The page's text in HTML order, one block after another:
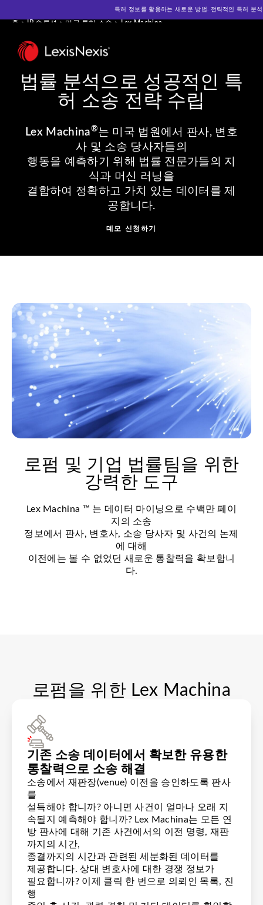
특허 정보를 활용하는 새로운 방법. 전략적인 특허
홈 > IP 솔루션 > 미국 특허 소송 > Lex Machina
법률 분석으로 성공적인 특
허 소송 전략 수립
Lex Machina®는 미국 법원에서 판사, 변호
사 및 소송 당사자들의
행동을 예측하기 위해 법률 전문가들의 지
식과 머신 러닝을
결합하여 정확하고 가치 있는 데이터를 제
공합니다.
데모 신청하기
로펌 및 기업 법률팀을 위한
강력한 도구
Lex Machina ™ 는 데이터 마이닝으로 수백만 페이
지의 소송
정보에서 판사, 변호사, 소송 당사자 및 사건의 논제
에 대해
이전에는 볼 수 없었던 새로운 통찰력을 확보합니
다.
로펌을 위한 Lex Machina
기존 소송 데이터에서 확보한 유용한
통찰력으로 소송 해결
소송에서 재판장(venue) 이전을 승인하도록 판사
를
설득해야 합니까? 아니면 사건이 얼마나 오래 지
속될지 예측해야 합니까? Lex Machina는 모든 연
방 판사에 대해 기존 사건에서의 이전 명령, 재판
까지의 시간,
종결까지의 시간과 관련된 세분화된 데이터를
제공합니다. 상대 변호사에 대한 경쟁 정보가
필요합니까? 이제 클릭 한 번으로 의뢰인 목록, 진
행